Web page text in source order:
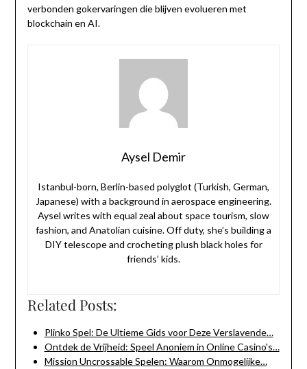
verbonden gokervaringen die blijven evolueren met
blockchain en AI.
Aysel Demir
Istanbul-born, Berlin-based polyglot (Turkish, German,
Japanese) with a background in aerospace engineering.
Aysel writes with equal zeal about space tourism, slow
fashion, and Anatolian cuisine. Off duty, she’s building a
DIY telescope and crocheting plush black holes for
friends’ kids.
Related Posts:
Plinko Spel: De Ultieme Gids voor Deze Verslavende…
Ontdek de Vrijheid: Speel Anoniem in Online Casino's…
Mission Uncrossable Spelen: Waarom Onmogelijke…